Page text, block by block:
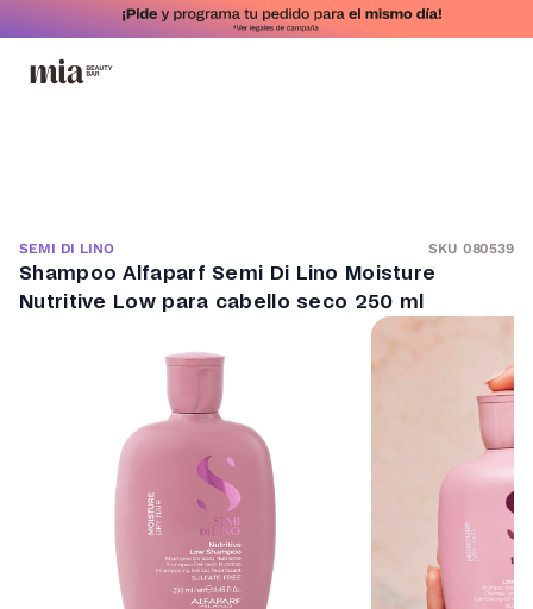
SEMI DI LINO SKU 080539
Shampoo Alfaparf Semi Di Lino Moisture
Nutritive Low para cabello seco 250 ml